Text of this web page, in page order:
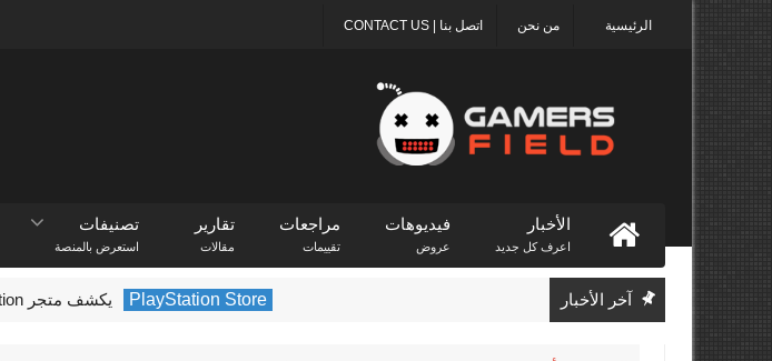
اتصل بنا | CONTACT US من نحن الرئيسية
الأخبار
اعرف كل جديد
فيديوهات
عروض
مراجعات
تقييمات
تقارير
مقالات
تصنيفات
استعرض بالمنصة
آخر الأخبار PlayStation Store يكشف متجر PlayStation عن الألعاب الأكثر تنزيلًا في فبراير 2022